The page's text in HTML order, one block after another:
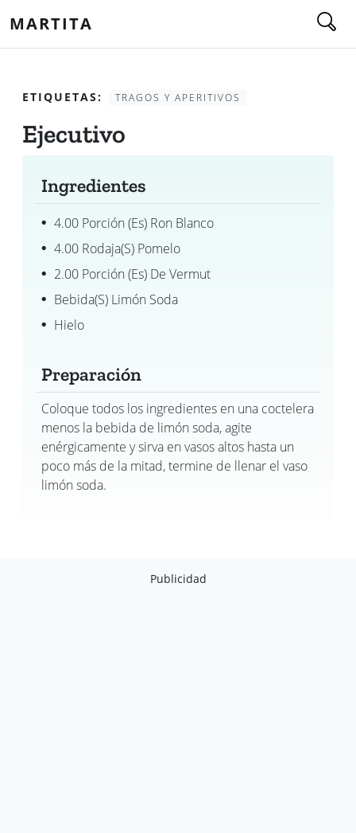
MARTITA
ETIQUETAS: TRAGOS Y APERITIVOS
Ejecutivo
Ingredientes
4.00 Porción (es) Ron Blanco
4.00 Rodaja(s) Pomelo
2.00 Porción (es) De Vermut
Bebida(s) Limón Soda
Hielo
Preparación
Coloque todos los ingredientes en una coctelera
menos la bebida de limón soda, agite
enérgicamente y sirva en vasos altos hasta un
poco más de la mitad, termine de llenar el vaso
limón soda.
Publicidad